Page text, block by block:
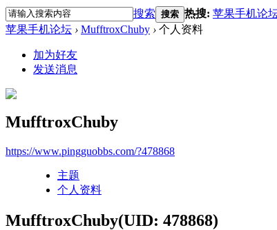
搜索 搜索 热搜: 苹果手机论
苹果手机论坛 › MufftroxChuby › 个人资料
加为好友
发送消息
MufftroxChuby
https://www.pingguobbs.com/?478868
主题
个人资料
MufftroxChuby(UID: 478868)